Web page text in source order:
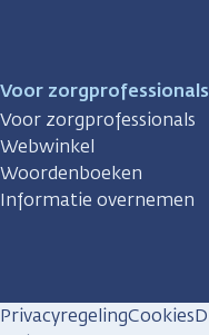
Voor zorgprofessionals
Voor zorgprofessionals
Webwinkel
Woordenboeken
Informatie overnemen
PrivacyregelingCookies